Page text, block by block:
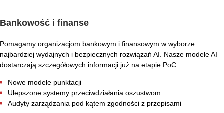
Bankowość i finanse
Pomagamy organizacjom bankowym i finansowym w wyborze
najbardziej wydajnych i bezpiecznych rozwiązań AI. Nasze modele AI
dostarczają szczegółowych informacji już na etapie PoC.
Nowe modele punktacji
Ulepszone systemy przeciwdziałania oszustwom
Audyty zarządzania pod kątem zgodności z przepisami